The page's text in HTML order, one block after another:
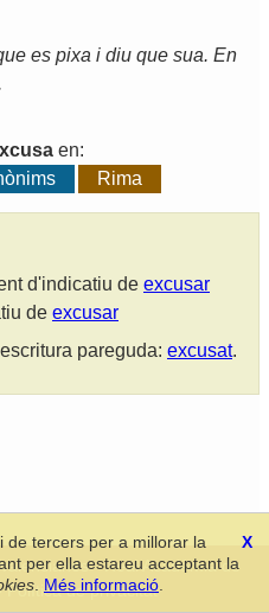
es pixa i diu que sua. En
en:
Rima
d'indicatiu de excusar
de excusar
pareguda: excusat.
-Real Acadèmia de
Política de privacitat
X
de tercers per a millorar la
per ella estareu acceptant la
Més informació